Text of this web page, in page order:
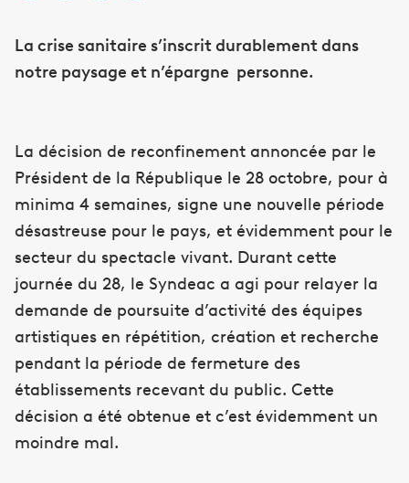
La crise sanitaire s’inscrit durablement dans
notre paysage et n’épargne personne.
La décision de reconfinement annoncée par le
Président de la République le 28 octobre, pour à
minima 4 semaines, signe une nouvelle période
désastreuse pour le pays, et évidemment pour le
secteur du spectacle vivant. Durant cette
journée du 28, le Syndeac a agi pour relayer la
demande de poursuite d’activité des équipes
artistiques en répétition, création et recherche
pendant la période de fermeture des
établissements recevant du public. Cette
décision a été obtenue et c’est évidemment un
moindre mal.